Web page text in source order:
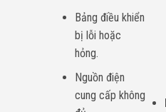
Bảng điều khiển
bị lỗi hoặc
hỏng.
Nguồn điện
cung cấp không